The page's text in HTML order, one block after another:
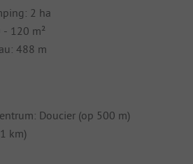
2 ha
120 m²
488 m
Doucier (op 500 m)
km)